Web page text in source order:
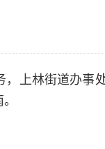
上林街道办